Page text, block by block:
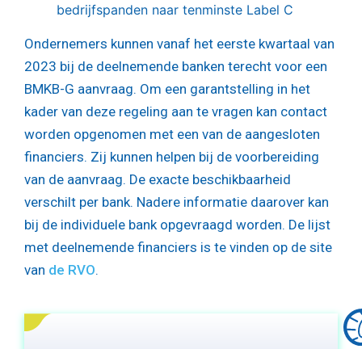
bedrijfspanden naar tenminste Label C
Ondernemers kunnen vanaf het eerste kwartaal van
2023 bij de deelnemende banken terecht voor een
BMKB-G aanvraag. Om een garantstelling in het
kader van deze regeling aan te vragen kan contact
worden opgenomen met een van de aangesloten
financiers. Zij kunnen helpen bij de voorbereiding
van de aanvraag. De exacte beschikbaarheid
verschilt per bank. Nadere informatie daarover kan
bij de individuele bank opgevraagd worden. De lijst
met deelnemende financiers is te vinden op de site
van de RVO.